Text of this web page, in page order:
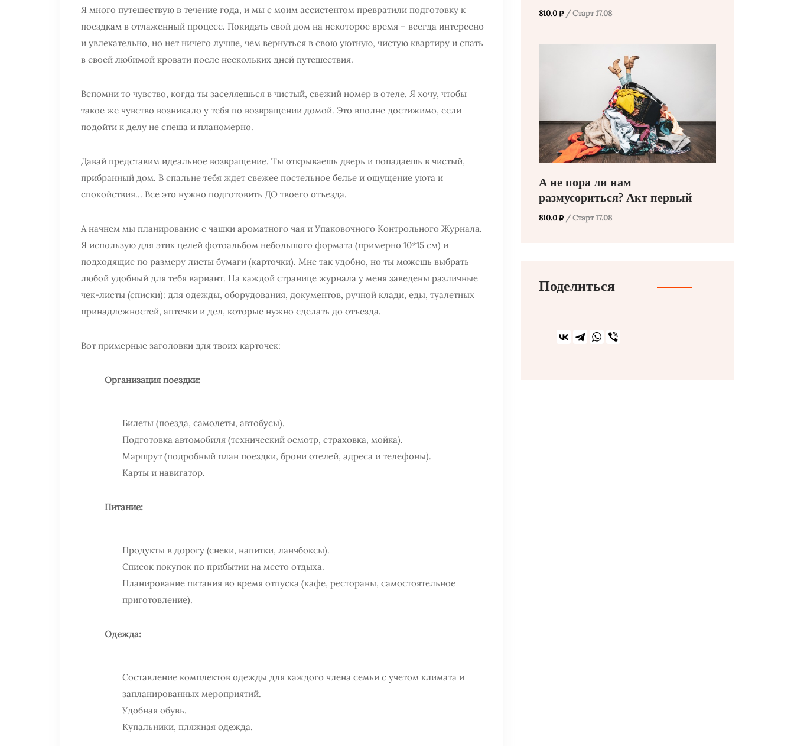
Я много путешествую в течение года, и мы с моим ассистентом превратили подготовку к
поездкам в отлаженный процесс. Покидать свой дом на некоторое время – всегда интересно
и увлекательно, но нет ничего лучше, чем вернуться в свою уютную, чистую квартиру и спать
в своей любимой кровати после нескольких дней путешествия.
Вспомни то чувство, когда ты заселяешься в чистый, свежий номер в отеле. Я хочу, чтобы
такое же чувство возникало у тебя по возвращении домой. Это вполне достижимо, если
подойти к делу не спеша и планомерно.
Давай представим идеальное возвращение. Ты открываешь дверь и попадаешь в чистый,
прибранный дом. В спальне тебя ждет свежее постельное белье и ощущение уюта и
спокойствия… Все это нужно подготовить ДО твоего отъезда.
А начнем мы планирование с чашки ароматного чая и Упаковочного Контрольного Журнала.
Я использую для этих целей фотоальбом небольшого формата (примерно 10*15 см) и
подходящие по размеру листы бумаги (карточки). Мне так удобно, но ты можешь выбрать
любой удобный для тебя вариант. На каждой странице журнала у меня заведены различные
чек-листы (списки): для одежды, оборудования, документов, ручной клади, еды, туалетных
принадлежностей, аптечки и дел, которые нужно сделать до отъезда.
Вот примерные заголовки для твоих карточек:
Организация поездки:
Билеты (поезда, самолеты, автобусы).
Подготовка автомобиля (технический осмотр, страховка, мойка).
Маршрут (подробный план поездки, брони отелей, адреса и телефоны).
Карты и навигатор.
Питание:
Продукты в дорогу (снеки, напитки, ланчбоксы).
Список покупок по прибытии на место отдыха.
Планирование питания во время отпуска (кафе, рестораны, самостоятельное
приготовление).
Одежда:
Составление комплектов одежды для каждого члена семьи с учетом климата и
запланированных мероприятий.
Удобная обувь.
Купальники, пляжная одежда.
810.0 / Старт 17.08
А не пора ли нам
размусориться? Акт первый
810.0 / Старт 17.08
Поделиться